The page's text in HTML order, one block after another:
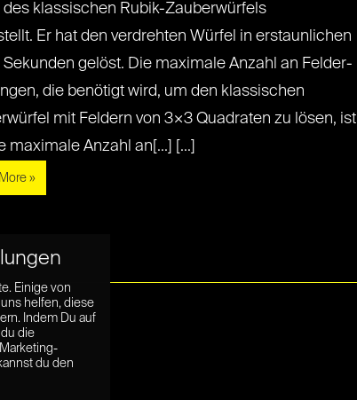
des klassischen Rubik-Zauberwürfels
Er hat den verdrehten Würfel in erstaunlichen
gelöst. Die maximale Anzahl an Felder-
die benötigt wird, um den klassischen
mit Feldern von 3×3 Quadraten zu lösen, ist
maximale Anzahl an[...] [...]
»
Einige von
helfen, diese
Indem Du auf
die
du den